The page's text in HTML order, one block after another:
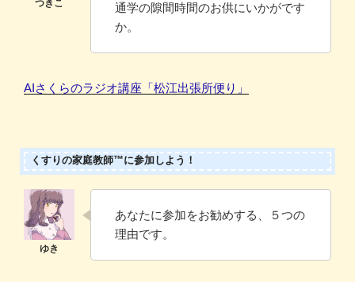
通学の隙間時間のお供にいかがです
か。
AIさくらのラジオ講座「松江出張所便り」
くすりの家庭教師™に参加しよう！
あなたに参加をお勧めする、５つの
理由です。